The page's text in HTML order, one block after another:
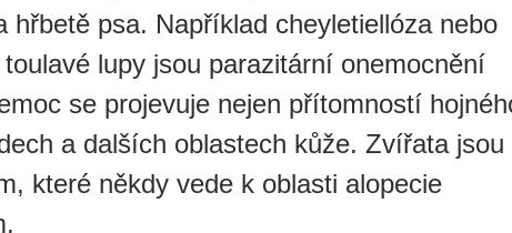
hřbetě psa. Například cheyletiellóza nebo
lupy jsou parazitární onemocnění
se projevuje nejen přítomností
a dalších oblastech kůže. Zvířata jsou
které někdy vede k oblasti alopecie